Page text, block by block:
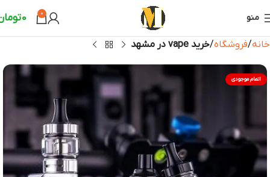
منو 0
0
خانه فروشگاه خرید vape در مشهد
اتمام موجودی